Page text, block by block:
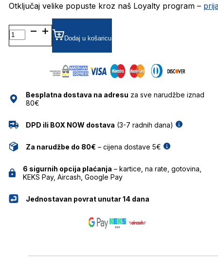
Otključaj velike popuste kroz naš Loyalty program –
GA4138 DIOPTRIJSKI
OKVIRI
GARFIELD
Dodaj u košaricu
Besplatna dostava na adresu za sve narudžbe iznad
80€
DPD ili BOX NOW dostava (3-7 radnih dana)
Za narudžbe do 80€ – cijena dostave 5€
6 sigurnih opcija plaćanja – kartice, na rate, gotovina,
KEKS Pay, Aircash, Google Pay
Jednostavan povrat unutar 14 dana